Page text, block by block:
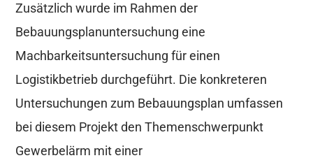
Zusätzlich wurde im Rahmen der
Bebauungsplanuntersuchung eine
Machbarkeitsuntersuchung für einen
Logistikbetrieb durchgeführt. Die konkreteren
Untersuchungen zum Bebauungsplan umfassen
bei diesem Projekt den Themenschwerpunkt
Gewerbelärm mit einer